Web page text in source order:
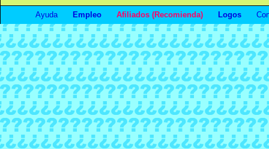
Ayuda Empleo Afiliados (Recomienda) Logos